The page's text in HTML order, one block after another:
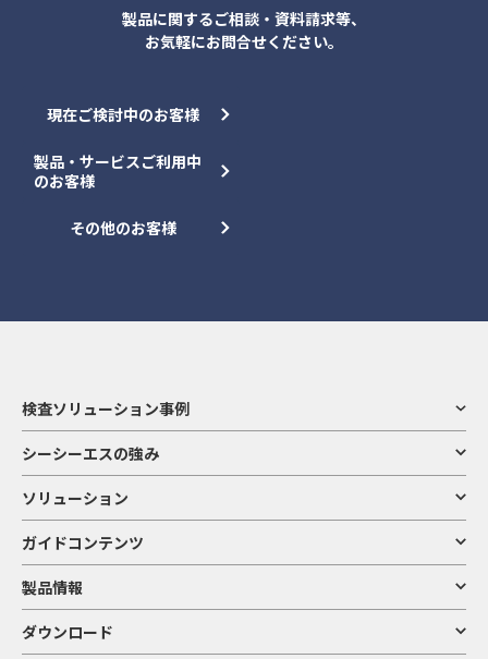
製品に関するご相談・資料請求等、
お気軽にお問合せください。
現在ご検討中のお客様
製品・サービスご利用中
のお客様
その他のお客様
検査ソリューション事例
シーシーエスの強み
ソリューション
ガイドコンテンツ
製品情報
ダウンロード